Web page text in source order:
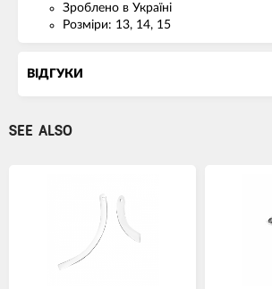
Зроблено в Україні
Розміри: 13, 14, 15
ВІДГУКИ
SEE ALSO